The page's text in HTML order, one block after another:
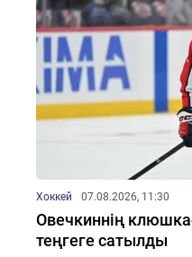
Хоккей 07.08.2026, 11:30
Овечкиннің
теңгеге сатылды